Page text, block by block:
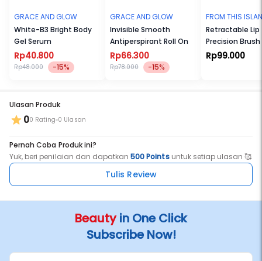
GRACE AND GLOW
White-B3 Bright Body
Gel Serum
Rp40.800
Rp48.000 -15%
GRACE AND GLOW
Invisible Smooth
Antiperspirant Roll On
Rp66.300
Rp78.000 -15%
FROM THIS
Retractable Lip
Precision Brush
Rp99.000
Ulasan Produk
00 Rating 0 Ulasan
Pernah Coba Produk ini?
Yuk, beri penilaian dan dapatkan500 Pointsuntuk setiap ulasan 🥰
Tulis Review
Beautyin One Click
Subscribe Now!